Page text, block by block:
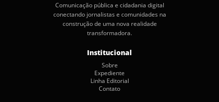
Comunicação pública e cidadania digital
conectando jornalistas e comunidades na
construção de uma nova realidade
transformadora.
Institucional
Sobre
Expediente
Linha Editorial
Contato